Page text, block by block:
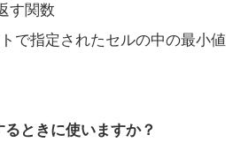
す関数
トで指定されたセルの中の最小値
ときに使いますか？